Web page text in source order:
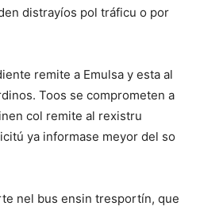
distrayíos pol tráficu o por
remite a Emulsa y esta al
Toos se comprometen a
col remite al rexistru
ya informase meyor del so
nel bus ensin tresportín, que